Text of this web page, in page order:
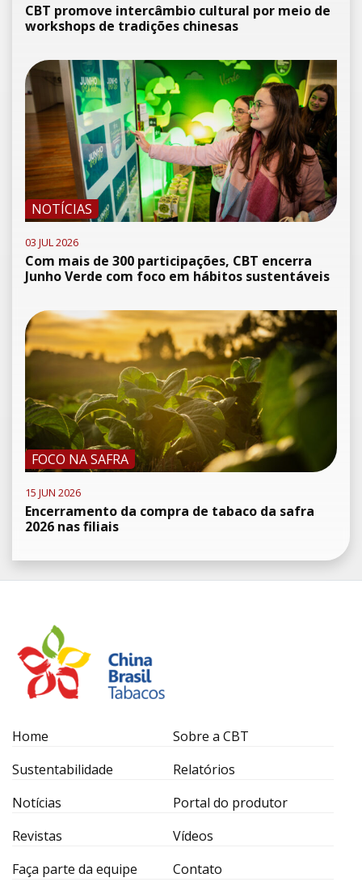
CBT promove intercâmbio cultural por meio de
workshops de tradições chinesas
NOTÍCIAS
03 JUL 2026
Com mais de 300 participações, CBT encerra
Junho Verde com foco em hábitos sustentáveis
FOCO NA SAFRA
15 JUN 2026
Encerramento da compra de tabaco da safra
2026 nas filiais
Home
Sobre a CBT
Sustentabilidade
Relatórios
Notícias
Portal do produtor
Revistas
Vídeos
Faça parte da equipe
Contato